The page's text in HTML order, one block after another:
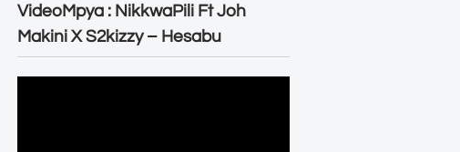
VideoMpya : NikkwaPili Ft Joh
Makini X S2kizzy – Hesabu